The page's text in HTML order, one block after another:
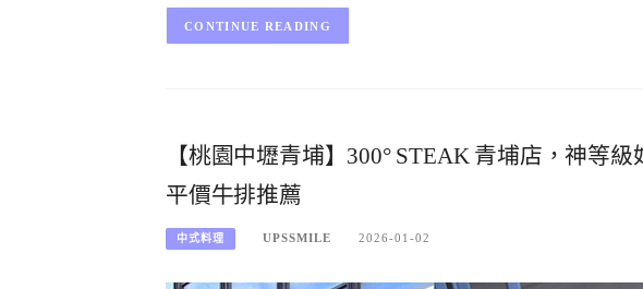
CONTINUE READING
【桃園中壢青埔】300° STEAK 青埔店，神等
平價牛排推薦
中式料理 UPSSMILE 2026-01-02